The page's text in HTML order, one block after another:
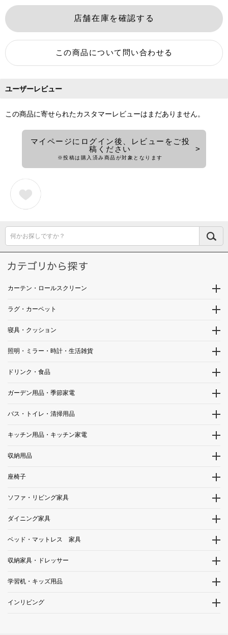
ユーザーレビュー
この商品に寄せられたカスタマーレビューはまだありません。
マイページにログイン後、レビューをご投
稿ください
※投稿は購入済み商品が対象となります
何かお探しですか？
カーテン・ロールスクリーン
ラグ・カーペット
寝具・クッション
照明・ミラー・時計・生活雑貨
ドリンク・食品
ガーデン用品・季節家電
バス・トイレ・清掃用品
キッチン用品・キッチン家電
収納用品
座椅子
ソファ・リビング家具
ダイニング家具
ベッド・マットレス 家具
収納家具・ドレッサー
学習机・キッズ用品
インリビング